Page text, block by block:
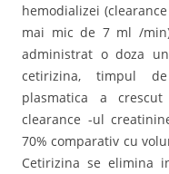
hemodializei
mai mic de 7 ml /
administrat o doza
cetirizina, timpul
plasmatica a
clearance -ul
70% comparativ cu
Cetirizina se elimina